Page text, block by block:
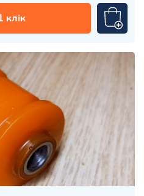
клік